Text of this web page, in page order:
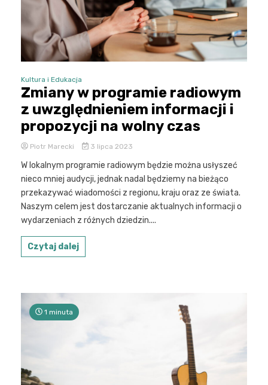
Kultura i Edukacja
Zmiany w programie radiowym
z uwzględnieniem informacji i
propozycji na wolny czas
Piotr Marecki 3 lipca 2023
W lokalnym programie radiowym będzie można usłyszeć
nieco mniej audycji, jednak nadal będziemy na bieżąco
przekazywać wiadomości z regionu, kraju oraz ze świata.
Naszym celem jest dostarczanie aktualnych informacji o
wydarzeniach z różnych dziedzin....
Czytaj dalej
1 minuta